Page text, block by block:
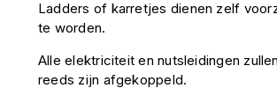
Ladders of karretjes dienen zelf
te worden.
Alle elektriciteit en nutsleidingen zullen
reeds zijn afgekoppeld.